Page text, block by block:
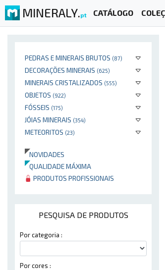
MINERALY.pt CATÁLOGO
PEDRAS E MINERAIS BRUTOS (87)
DECORAÇÕES MINERAIS (625)
MINERAIS CRISTALIZADOS (555)
OBJETOS (922)
FÓSSEIS (175)
JÓIAS MINERAIS (354)
METEORITOS (23)
NOVIDADES
QUALIDADE MÁXIMA
PRODUTOS PROFISSIONAIS
PESQUISA DE PRODUTOS
Por categoria :
Por cores :